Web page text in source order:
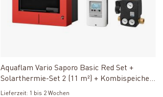
Aquaflam Vario Saporo Basic Red Set +
Solarthermie-Set 2 (11 m²) + Kombispeicher
THKE 600 + SWT
Lieferzeit: 1 bis 2 Wochen